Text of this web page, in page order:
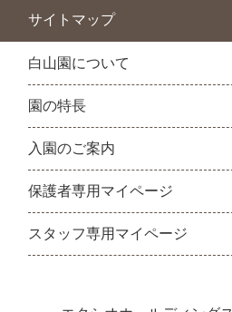
サイトマップ
白山園について
園の特長
入園のご案内
保護者専用マイページ
スタッフ専用マイページ